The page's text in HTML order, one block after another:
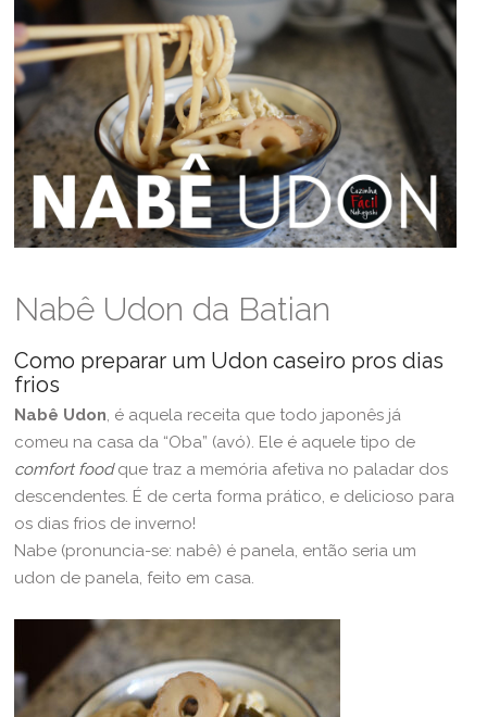
Nabê Udon da Batian
Como preparar um Udon caseiro pros dias
frios
Nabê Udon , é aquela receita que todo japonês já
comeu na casa da “Oba” (avó). Ele é aquele tipo de
comfort foodque traz a memória afetiva no paladar dos
descendentes. É de certa forma prático, e delicioso para
os dias frios de inverno!
Nabe (pronuncia-se: nabê) é panela, então seria um
udon de panela, feito em casa.